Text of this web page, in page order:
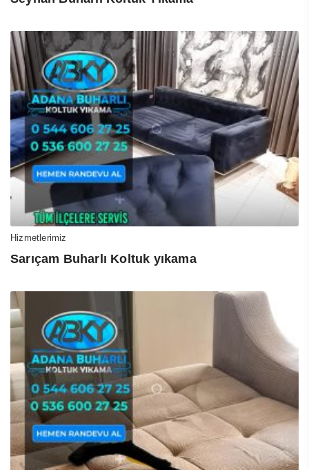
Hizmetlerimiz
Sarıçam Buharlı Koltuk yıkama